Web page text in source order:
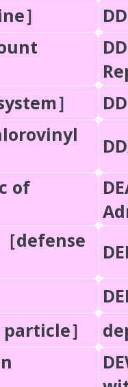
］
］
of
defense
］